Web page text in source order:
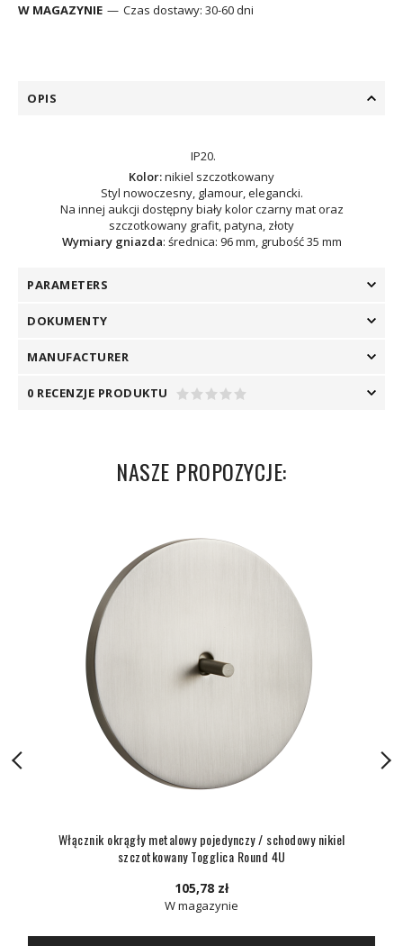
W MAGAZYNIE Czas dostawy: 30-60 dni
OPIS
IP20.
Kolor:nikiel szczotkowany
Styl nowoczesny, glamour, elegancki.
Na innej aukcji dostępny biały kolor czarny mat oraz
szczotkowany grafit, patyna, złoty
Wymiary gniazda: średnica: 96 mm, grubość 35 mm
PARAMETERS
DOKUMENTY
MANUFACTURER
0 RECENZJE PRODUKTU
NASZE PROPOZYCJE:
Włącznik okrągły metalowy pojedynczy / schodowy nikiel
szczotkowany Togglica Round 4U
105,78 zł
W magazynie